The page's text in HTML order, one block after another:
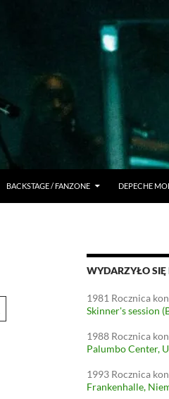
BACKSTAGE / FANZONE DEPECHE
WYDARZYŁO SIĘ
1981 Rocznica
Skinner's session
1988 Rocznica
Palumbo Center,
1993 Rocznica
Frankenhalle,